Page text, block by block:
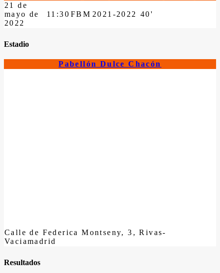
21 de
mayo de
2022
11:30 FBM 2021-2022 40'
Estadio
Pabellón Dulce Chacón
Calle de Federica Montseny, 3, Rivas-
Vaciamadrid
Resultados